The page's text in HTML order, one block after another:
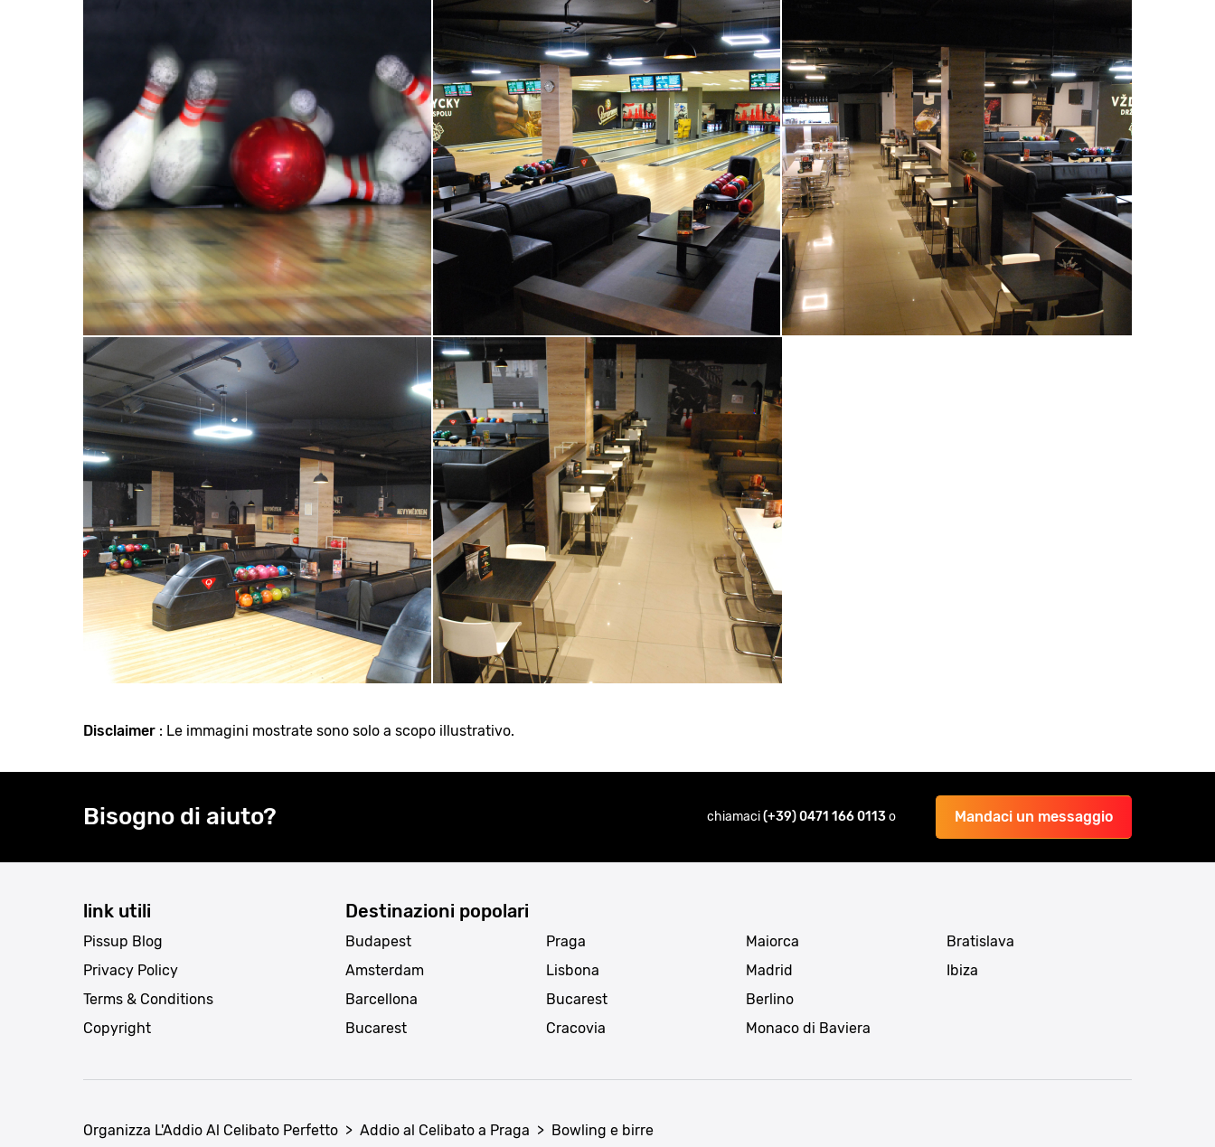
Disclaimer : Le immagini mostrate sono solo a scopo illustrativo.
Bisogno di aiuto? chiamaci(+39) 0471 166 0113o Mandaci un messaggio
link utili
Pissup Blog
Privacy Policy
Terms & Conditions
Copyright
Destinazioni popolari
Budapest
Amsterdam
Barcellona
Bucarest
Praga
Lisbona
Bucarest
Cracovia
Maiorca
Madrid
Berlino
Monaco di Baviera
Bratislava
Ibiza
Organizza L'Addio Al Celibato Perfetto > Addio al Celibato a Praga > Bowling e birre